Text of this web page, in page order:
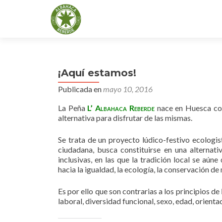
¡Aquí estamos!
Publicada enmayo 10, 2016
La Peña L’ Albahaca Reberdenace en Huesca
alternativa para disfrutar de las mismas.
Se trata de un proyecto lúdico-festivo
ciudadana, busca constituirse en una
inclusivas, en las que la tradición local se
hacia la igualdad, la ecología, la conservación
Es por ello que son contrarias a los principios
laboral, diversidad funcional, sexo, edad,